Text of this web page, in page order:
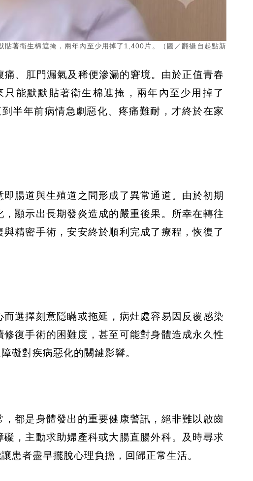
著衛生棉遮掩，兩年內至少用掉了1,400片。（圖／翻攝自起點新
、肛門漏氣及稀便滲漏的窘境。由於正值青春
能默默貼著衛生棉遮掩，兩年內至少用掉了
半年前病情急劇惡化、疼痛難耐，才終於在家
腸道與生殖道之間形成了異常通道。由於初期
顯示出長期發炎造成的嚴重後果。所幸在轉往
精密手術，安安終於順利完成了療程，恢復了
選擇刻意隱瞞或拖延，病灶處容易因反覆感染
復手術的困難度，甚至可能對身體造成永久性
礙對疾病惡化的關鍵影響。
都是身體發出的重要健康警訊，絕非難以啟齒
，主動求助婦產科或大腸直腸外科。及時尋求
患者盡早擺脫心理負擔，回歸正常生活。